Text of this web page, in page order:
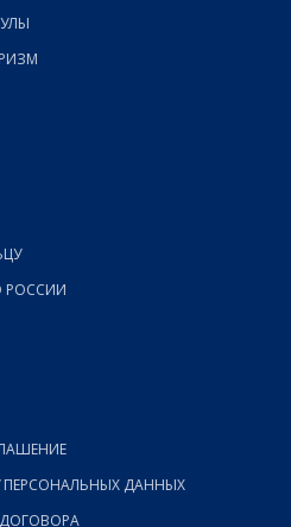
РОССИИ
ПЕРСОНАЛЬНЫХ ДАННЫХ